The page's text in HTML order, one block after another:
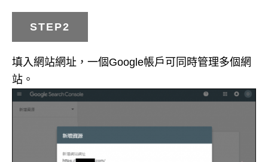
STEP2
填入網站網址，一個Google帳戶可同時管理多個網
站。